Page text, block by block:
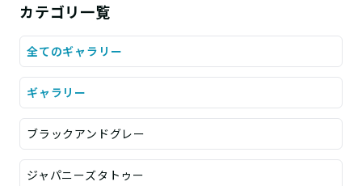
カテゴリ一覧
全てのギャラリー
ギャラリー
ブラックアンドグレー
ジャパニーズタトゥー